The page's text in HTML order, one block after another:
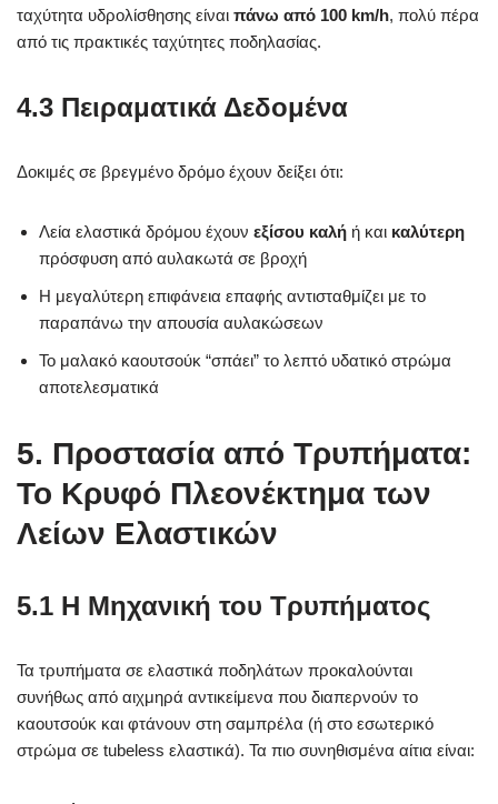
ταχύτητα υδρολίσθησης είναι πάνω από 100 km/h, πολύ πέρα
από τις πρακτικές ταχύτητες ποδηλασίας.
4.3 Πειραματικά Δεδομένα
Δοκιμές σε βρεγμένο δρόμο έχουν δείξει ότι:
Λεία ελαστικά δρόμου έχουν εξίσου καλή ή και καλύτερη
πρόσφυση από αυλακωτά σε βροχή
Η μεγαλύτερη επιφάνεια επαφής αντισταθμίζει με το
παραπάνω την απουσία αυλακώσεων
Το μαλακό καουτσούκ “σπάει” το λεπτό υδατικό στρώμα
αποτελεσματικά
5. Προστασία από Τρυπήματα:
Το Κρυφό Πλεονέκτημα των
Λείων Ελαστικών
5.1 Η Μηχανική του Τρυπήματος
Τα τρυπήματα σε ελαστικά ποδηλάτων προκαλούνται
συνήθως από αιχμηρά αντικείμενα που διαπερνούν το
καουτσούκ και φτάνουν στη σαμπρέλα (ή στο εσωτερικό
στρώμα σε tubeless ελαστικά). Τα πιο συνηθισμένα αίτια είναι: